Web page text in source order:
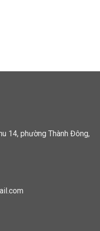
14, phường Thành Đông,